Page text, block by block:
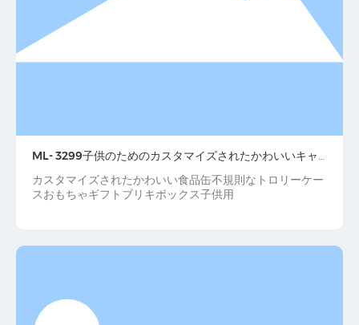
ML- 3299子供のためのカスタマイズされたかわいいキャ
ンディースズ食品ブリキ不規則なトロリーケースおもちゃ
ギフトカスタムブリキ
カスタマイズされたかわいい食品缶不規則なトロリーケー
スおもちゃギフトブリキボックス子供用